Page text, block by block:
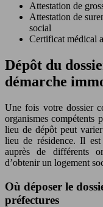
Attestation de
Attestation de
social
Certificat médical
Dépôt du
démarche
Une fois votre dossier
organismes compétents
lieu de dépôt peut
lieu de résidence. Il est
auprès de différents
d’obtenir un logement
Où déposer le
préfectures